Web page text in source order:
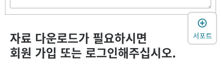
자료 다운로드가 필요하시면
회원 가입 또는 로그인해주십시오.
서포트